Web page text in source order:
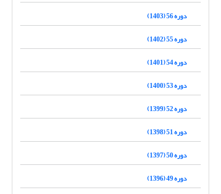
دوره 56 (1403)
دوره 55 (1402)
دوره 54 (1401)
دوره 53 (1400)
دوره 52 (1399)
دوره 51 (1398)
دوره 50 (1397)
دوره 49 (1396)